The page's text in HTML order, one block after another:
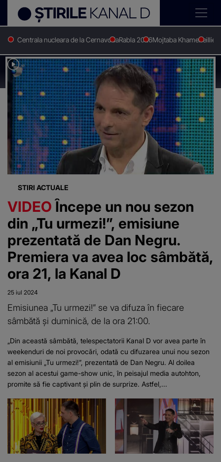
Centrala nucleara de la CernavodaRabla 2026Mojtaba KhameneiIlie
Stirile Kanal D Dan negru tu urmezi
Știri despre"Dan negru tu urmezi"
STIRI ACTUALE
VIDEO Începe un nou sezon
din „Tu urmezi!”, emisiune
prezentată de Dan Negru.
Premiera va avea loc sâmbătă,
ora 21, la Kanal D
25 iul 2024
Emisiunea „Tu urmezi!” se va difuza în fiecare
sâmbătă și duminică, de la ora 21:00.
„Din această sâmbătă, telespectatorii Kanal D vor avea parte în
weekenduri de noi provocări, odată cu difuzarea unui nou sezon
al emisiunii „Tu urmezi!”, prezentată de Dan Negru. Al doilea
sezon al acestui game-show unic, în peisajul media autohton,
promite să fie captivant și plin de surprize. Astfel,...